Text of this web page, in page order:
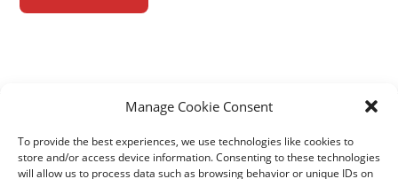
Manage Cookie Consent
To provide the best experiences, we use technologies like cookies to
store and/or access device information. Consenting to these technologies
will allow us to process data such as browsing behavior or unique IDs on
kortsitalu1@gmail.com